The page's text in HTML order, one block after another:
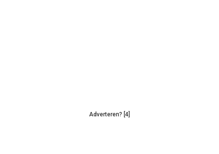
Adverteren? [4]